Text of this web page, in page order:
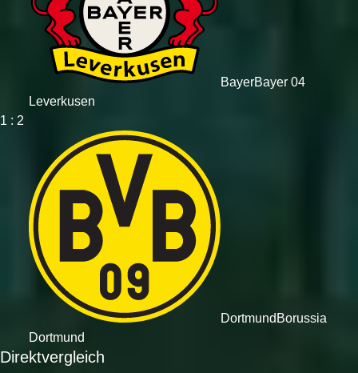
BayerBayer 04
Leverkusen
1 : 2
Dortmund Borussia
Dortmund
Direktvergleich